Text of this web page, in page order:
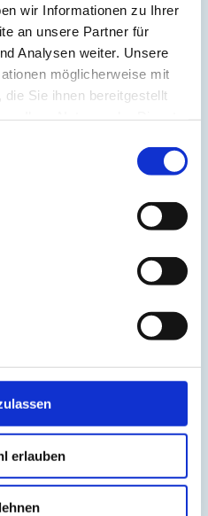
wir Informationen zu Ihrer
an unsere Partner für
Analysen weiter. Unsere
möglicherweise mit
Sie ihnen bereitgestellt
erlauben